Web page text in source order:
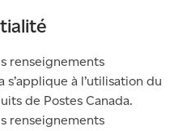
renseignements
s’applique à l’utilisation du
de Postes Canada.
renseignements